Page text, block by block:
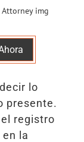
lo
presente.
registro
la